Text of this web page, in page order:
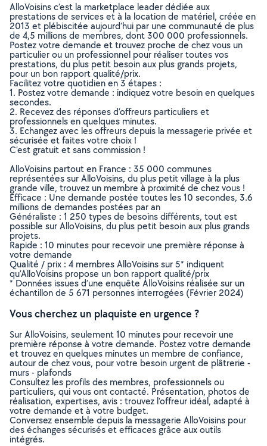
AlloVoisins c’est la marketplace leader dédiée aux
prestations de services et à la location de matériel, créée en
2013 et plébiscitée aujourd’hui par une communauté de plus
de 4,5 millions de membres, dont 300 000 professionnels.
Postez votre demande et trouvez proche de chez vous un
particulier ou un professionnel pour réaliser toutes vos
prestations, du plus petit besoin aux plus grands projets,
pour un bon rapport qualité/prix.
Facilitez votre quotidien en 3 étapes :
1. Postez votre demande : indiquez votre besoin en quelques
secondes.
2. Recevez des réponses d’offreurs particuliers et
professionnels en quelques minutes.
3. Echangez avec les offreurs depuis la messagerie privée et
sécurisée et faites votre choix !
C’est gratuit et sans commission !
AlloVoisins partout en France : 35 000 communes
représentées sur AlloVoisins, du plus petit village à la plus
grande ville, trouvez un membre à proximité de chez vous !
Efficace : Une demande postée toutes les 10 secondes, 3.6
millions de demandes postées par an
Généraliste : 1 250 types de besoins différents, tout est
possible sur AlloVoisins, du plus petit besoin aux plus grands
projets.
Rapide : 10 minutes pour recevoir une première réponse à
votre demande
Qualité / prix : 4 membres AlloVoisins sur 5* indiquent
qu’AlloVoisins propose un bon rapport qualité/prix
* Données issues d’une enquête AlloVoisins réalisée sur un
échantillon de 5 671 personnes interrogées (Février 2024)
Vous cherchez un plaquiste en urgence ?
Sur AlloVoisins, seulement 10 minutes pour recevoir une
première réponse à votre demande. Postez votre demande
et trouvez en quelques minutes un membre de confiance,
autour de chez vous, pour votre besoin urgent de plâtrerie -
murs - plafonds
Consultez les profils des membres, professionnels ou
particuliers, qui vous ont contacté. Présentation, photos de
réalisation, expertises, avis : trouvez l'offreur idéal, adapté à
votre demande et à votre budget.
Conversez ensemble depuis la messagerie AlloVoisins pour
des échanges sécurisés et efficaces grâce aux outils
intégrés.